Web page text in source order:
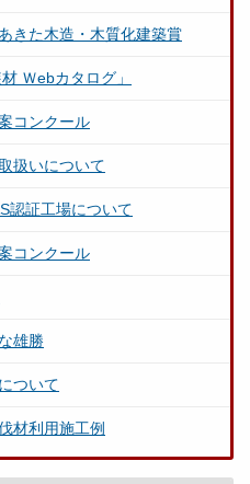
きた木造・木質化建築賞
Ｗebカタログ」
コンクール
扱いについて
認証工場について
コンクール
雄勝
ついて
材利用施工例